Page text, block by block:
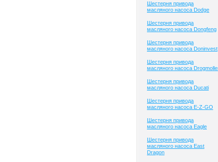
Шестерня привода
масляного насоса Dodge
Шестерня привода
масляного насоса Dongfeng
Шестерня привода
масляного насоса Doninvest
Шестерня привода
масляного насоса
Шестерня привода
масляного насоса Ducati
Шестерня привода
масляного насоса E-Z-GO
Шестерня привода
масляного насоса Eagle
Шестерня привода
масляного насоса East
Dragon